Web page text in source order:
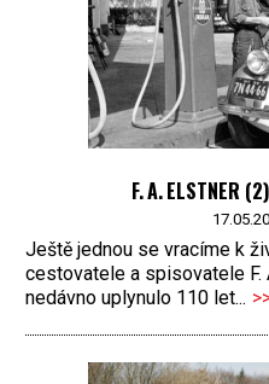
F. A. ELSTNER
Ještě jednou se vracíme k
cestovatele a spisovatele F.
nedávno uplynulo 110 let...